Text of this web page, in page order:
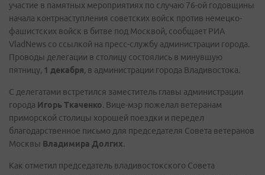
участие в памятных мероприятиях по случаю 76-ой годовщины
начала контрнаступления советских войск против немецко-
фашистских войск в битве под Москвой, сообщает РИА
VladNews со ссылкой на пресс-службу администрации города.
Проводы делегации в столицу состоялись в минувшую
пятницу, 1 декабря, в администрации города Владивостока.
С делегатами встретился заместитель главы администрации
города Игорь Ткаченко. Вице-мэр пожелал ветеранам
приморской столицы хорошей поездки и передел
благодарственное письмо для председателя Совета ветеранов
Москвы Владимира Долгих.
Как отметил председатель владивостокского Совета